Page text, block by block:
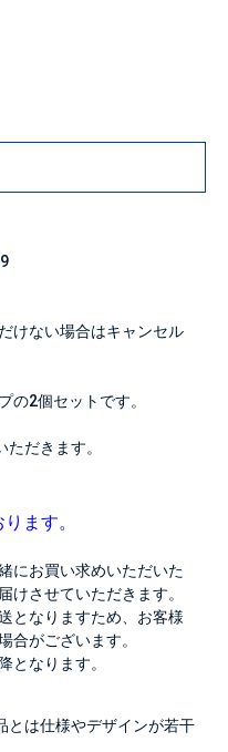
けない場合はキャンセル
の2個セットです。
だきます。
ます。
にお買い求めいただいた
けさせていただきます。
となりますため、お客様
合がございます。
となります。
とは仕様やデザインが若干